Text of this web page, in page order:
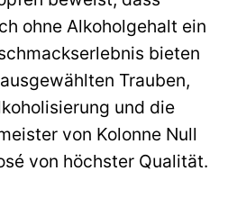
ohne Alkoholgehalt ein
bieten
Trauben,
und die
von Kolonne Null
von höchster Qualität.